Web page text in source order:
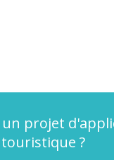
un projet
touristique ?